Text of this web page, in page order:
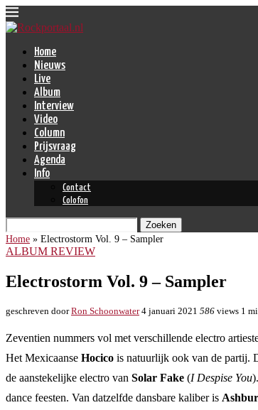
Home
Nieuws
Live
Album
Interview
Video
Column
Prijsvraag
Agenda
Info
Contact
Colofon
Zoeken
Home » Electrostorm Vol. 9 – Sampler
ALBUM REVIEW
Electrostorm Vol. 9 – Sampler
geschreven doorRon Schoonwater 4 januari 2021 586 views 1
Zeventien nummers vol met verschillende electro
Het Mexicaanse Hocico is natuurlijk ook van de partij.
de aanstekelijke electro van Solar Fake (I Despise You
dance feesten. Van datzelfde dansbare kaliber is